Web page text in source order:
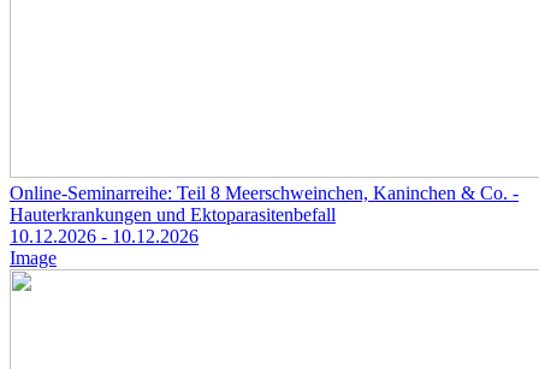
Online-Seminarreihe: Teil 8 Meerschweinchen, Kaninchen & Co. -
Hauterkrankungen und Ektoparasitenbefall
10.12.2026 - 10.12.2026
Image